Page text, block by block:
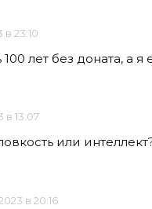
в 23:10
100 лет без доната, а
в 13:07
или
в 20:16